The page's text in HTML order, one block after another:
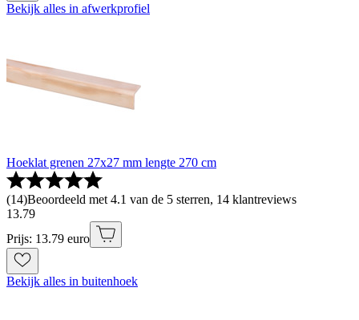
Bekijk alles in afwerkprofiel
Hoeklat grenen 27x27 mm lengte 270 cm
(14)Beoordeeld met 4.1 van de 5 sterren, 14 klantreviews
13.79
Prijs: 13.79 euro
Bekijk alles in buitenhoek